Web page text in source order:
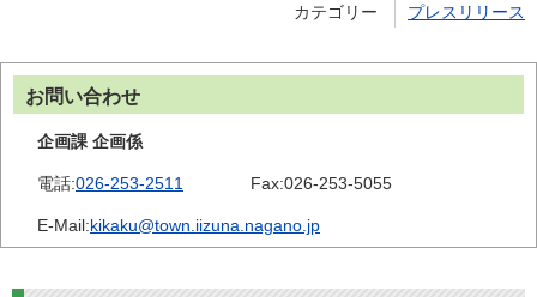
カテゴリー プレスリリース
お問い合わせ
企画課 企画係
電話:026-253-2511 Fax:026-253-5055
E-Mail:kikaku@town.iizuna.nagano.jp